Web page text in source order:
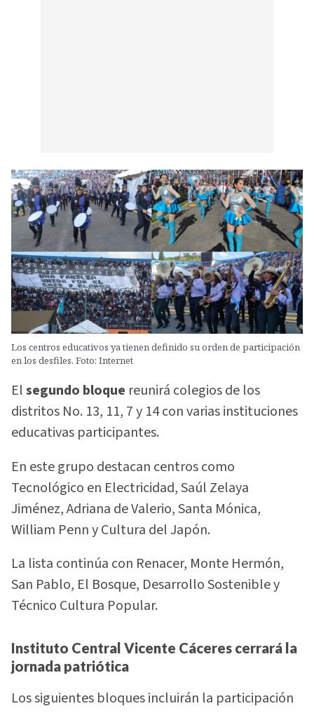
Los centros educativos ya tienen definido su orden de participación
en los desfiles. Foto: Internet
Elsegundo bloque reunirá colegios de los
distritos No. 13, 11, 7 y 14 con varias instituciones
educativas participantes.
En este grupo destacan centros como
Tecnológico en Electricidad, Saúl Zelaya
Jiménez, Adriana de Valerio, Santa Mónica,
William Penn y Cultura del Japón.
La lista continúa con Renacer, Monte Hermón,
San Pablo, El Bosque, Desarrollo Sostenible y
Técnico Cultura Popular.
Instituto Central Vicente Cáceres cerrará la
jornada patriótica
Los siguientes bloques incluirán la participación